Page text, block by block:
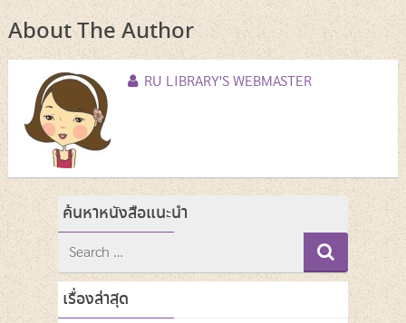
About The Author
RU LIBRARY'S WEBMASTER
ค้นหาหนังสือแนะนำ
Search
เรื่องล่าสุด